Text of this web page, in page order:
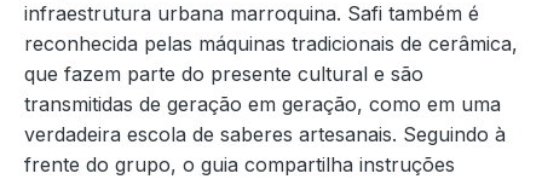
infraestrutura urbana marroquina. Safi também é
reconhecida pelas máquinas tradicionais de cerâmica,
que fazem parte do presente cultural e são
transmitidas de geração em geração, como em uma
verdadeira escola de saberes artesanais. Seguindo à
frente do grupo, o guia compartilha instruções